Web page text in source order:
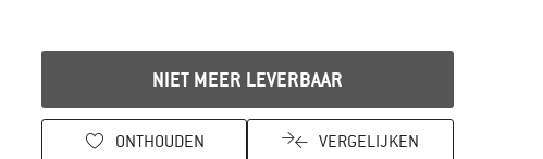
NIET MEER LEVERBAAR
ONTHOUDEN VERGELIJKEN